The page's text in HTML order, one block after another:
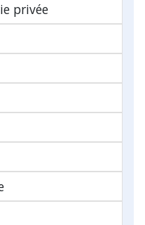
privée